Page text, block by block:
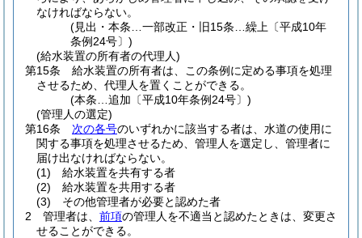
なければならない。
(見出・本条…一部改正・旧15条…繰上〔平成10年
条例24号〕)
(給水装置の所有者の代理人)
第15条
給水装置の所有者は、この条例に定める事項を処理
させるため、代理人を置くことができる。
(本条…追加〔平成10年条例24号〕)
(管理人の選定)
第16条
次の各号のいずれかに該当する者は、水道の使用に
関する事項を処理させるため、管理人を選定し、管理者に
届け出なければならない。
(1)
給水装置を共有する者
(2)
給水装置を共用する者
(3)
その他管理者が必要と認めた者
2
管理者は、 前項の管理人を不適当と認めたときは、変更さ
せることができる。